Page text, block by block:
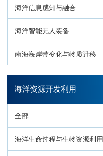
海洋信息感知与融合
海洋智能无人装备
南海海岸带变化与物质迁移
环南海地质过程与灾害响应
海洋资源开发利用
全部
海洋生命过程与生物资源利用